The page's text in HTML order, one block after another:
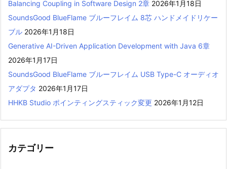
Balancing Coupling in Software Design 2章 2026年1月18日
SoundsGood BlueFlame ブルーフレイム 8芯 ハンドメイドリケー
ブル 2026年1月18日
Generative AI-Driven Application Development with Java 6章
2026年1月17日
SoundsGood BlueFlame ブルーフレイム USB Type-C オーディオ
アダプタ 2026年1月17日
HHKB Studio ポインティングスティック変更 2026年1月12日
カテゴリー